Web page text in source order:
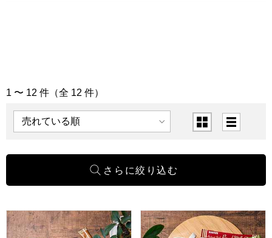
「飲料」の商品一覧
1 〜 12 件（全 12 件）
表示順 表示切替
ドトールコーヒー ドリップ＆インスタントミックスセット
ドトールコーヒー インスタ